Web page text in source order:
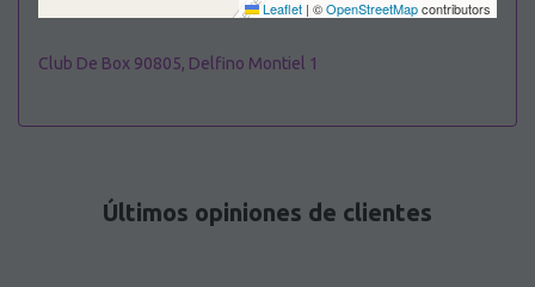
Leaflet | ©OpenStreetMapcontributors
Club De Box 90805, Delfino Montiel 1
Últimos opiniones de clientes